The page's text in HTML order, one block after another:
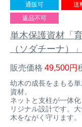
通販可
送
返品不可
単木保護資材「
（ソダチーナ）」
販売価格 49,500
幼木の成長をまもる
資材。
ネットと支柱が一体
リジナル設計です。
木をながく守ります。
イノシシ対策
シカ対策
アライグマ対策
サル対策